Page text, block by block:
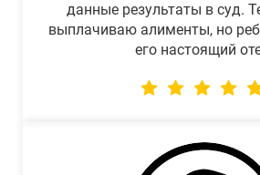
данные результаты в суд.
выплачиваю алименты, но
его настоящий